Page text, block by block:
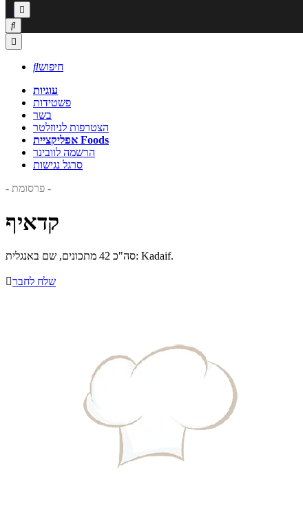



חיפוש
עוגיות
פשטידות
בשר
הצטרפות לניוזלטר
אפליקציית Foods
הרשמה לוובינר
סרגל נגישות
- פרסומת -
קדאיף
סה"כ 42 מתכונים, שם באנגלית: Kadaif.
שלח לחבר